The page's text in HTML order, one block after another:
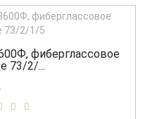
фиберглассовое
73/2/...